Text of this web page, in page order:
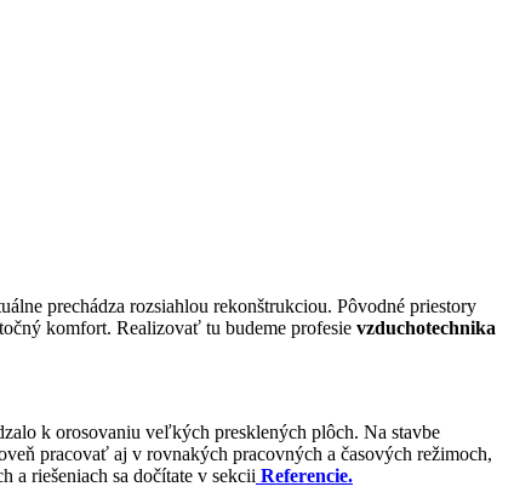
prechádza rozsiahlou rekonštrukciou. Pôvodné priestory
komfort. Realizovať tu budeme profesie vzduchotechnika
k orosovaniu veľkých presklených plôch. Na stavbe
pracovať aj v rovnakých pracovných a časových režimoch,
a riešeniach sa dočítate v sekcii Referencie.